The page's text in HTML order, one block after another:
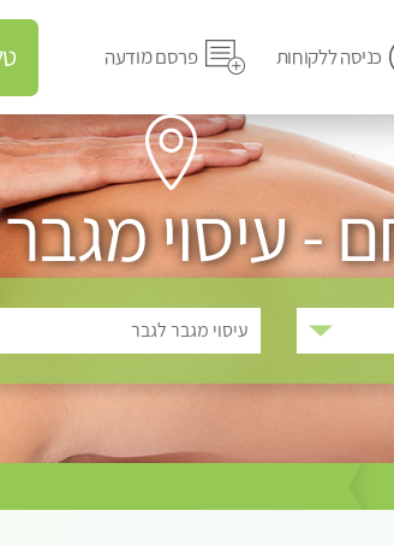
כניסה ללקוחות פרסם מודעה
- עיסוי
עיסוי מגבר לגבר